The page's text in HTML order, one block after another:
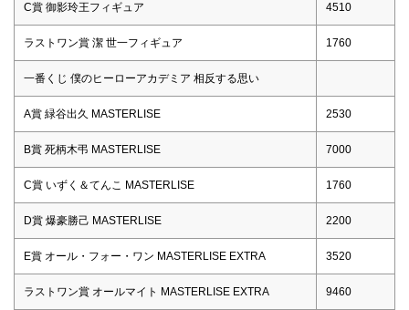
C賞 御影玲王フィギュア 4510
ラストワン賞 潔 世一フィギュア 1760
一番くじ 僕のヒーローアカデミア 相反する思い
A賞 緑谷出久 MASTERLISE 2530
B賞 死柄木弔 MASTERLISE 7000
C賞 いずく＆てんこ MASTERLISE 1760
D賞 爆豪勝己 MASTERLISE 2200
E賞 オール・フォー・ワン MASTERLISE EXTRA 3520
ラストワン賞 オールマイト MASTERLISE EXTRA 9460